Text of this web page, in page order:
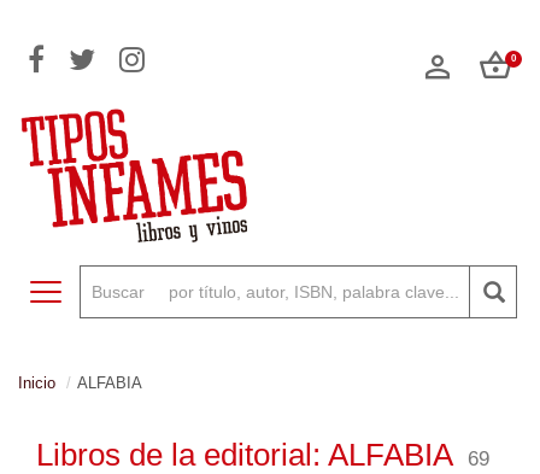
0
Toggle navigation
Inicio ALFABIA
Libros de la editorial: ALFABIA
69